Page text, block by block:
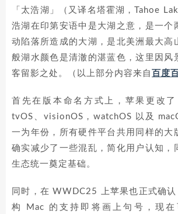
「太浩湖」（又译名塔霍湖，Tahoe
浩湖在印第安语中是大湖之意，是一个
动陷落所造成的大湖，是北美洲最大高
般湖水颜色是清澈的湛蓝色，这里因风
客留影之处。（以上部分内容来自 百度
首先在版本命名方式上，苹果更改了
tvOS、visionOS，watchOS 以及
一为年份，所有硬件平台共用同样的大
确实减少了一些混乱，简化用户认知，
生态统一奠定基础。
同时，在 WWDC25 上苹果也正式确
构 Mac 的支持即将画上句号，现在